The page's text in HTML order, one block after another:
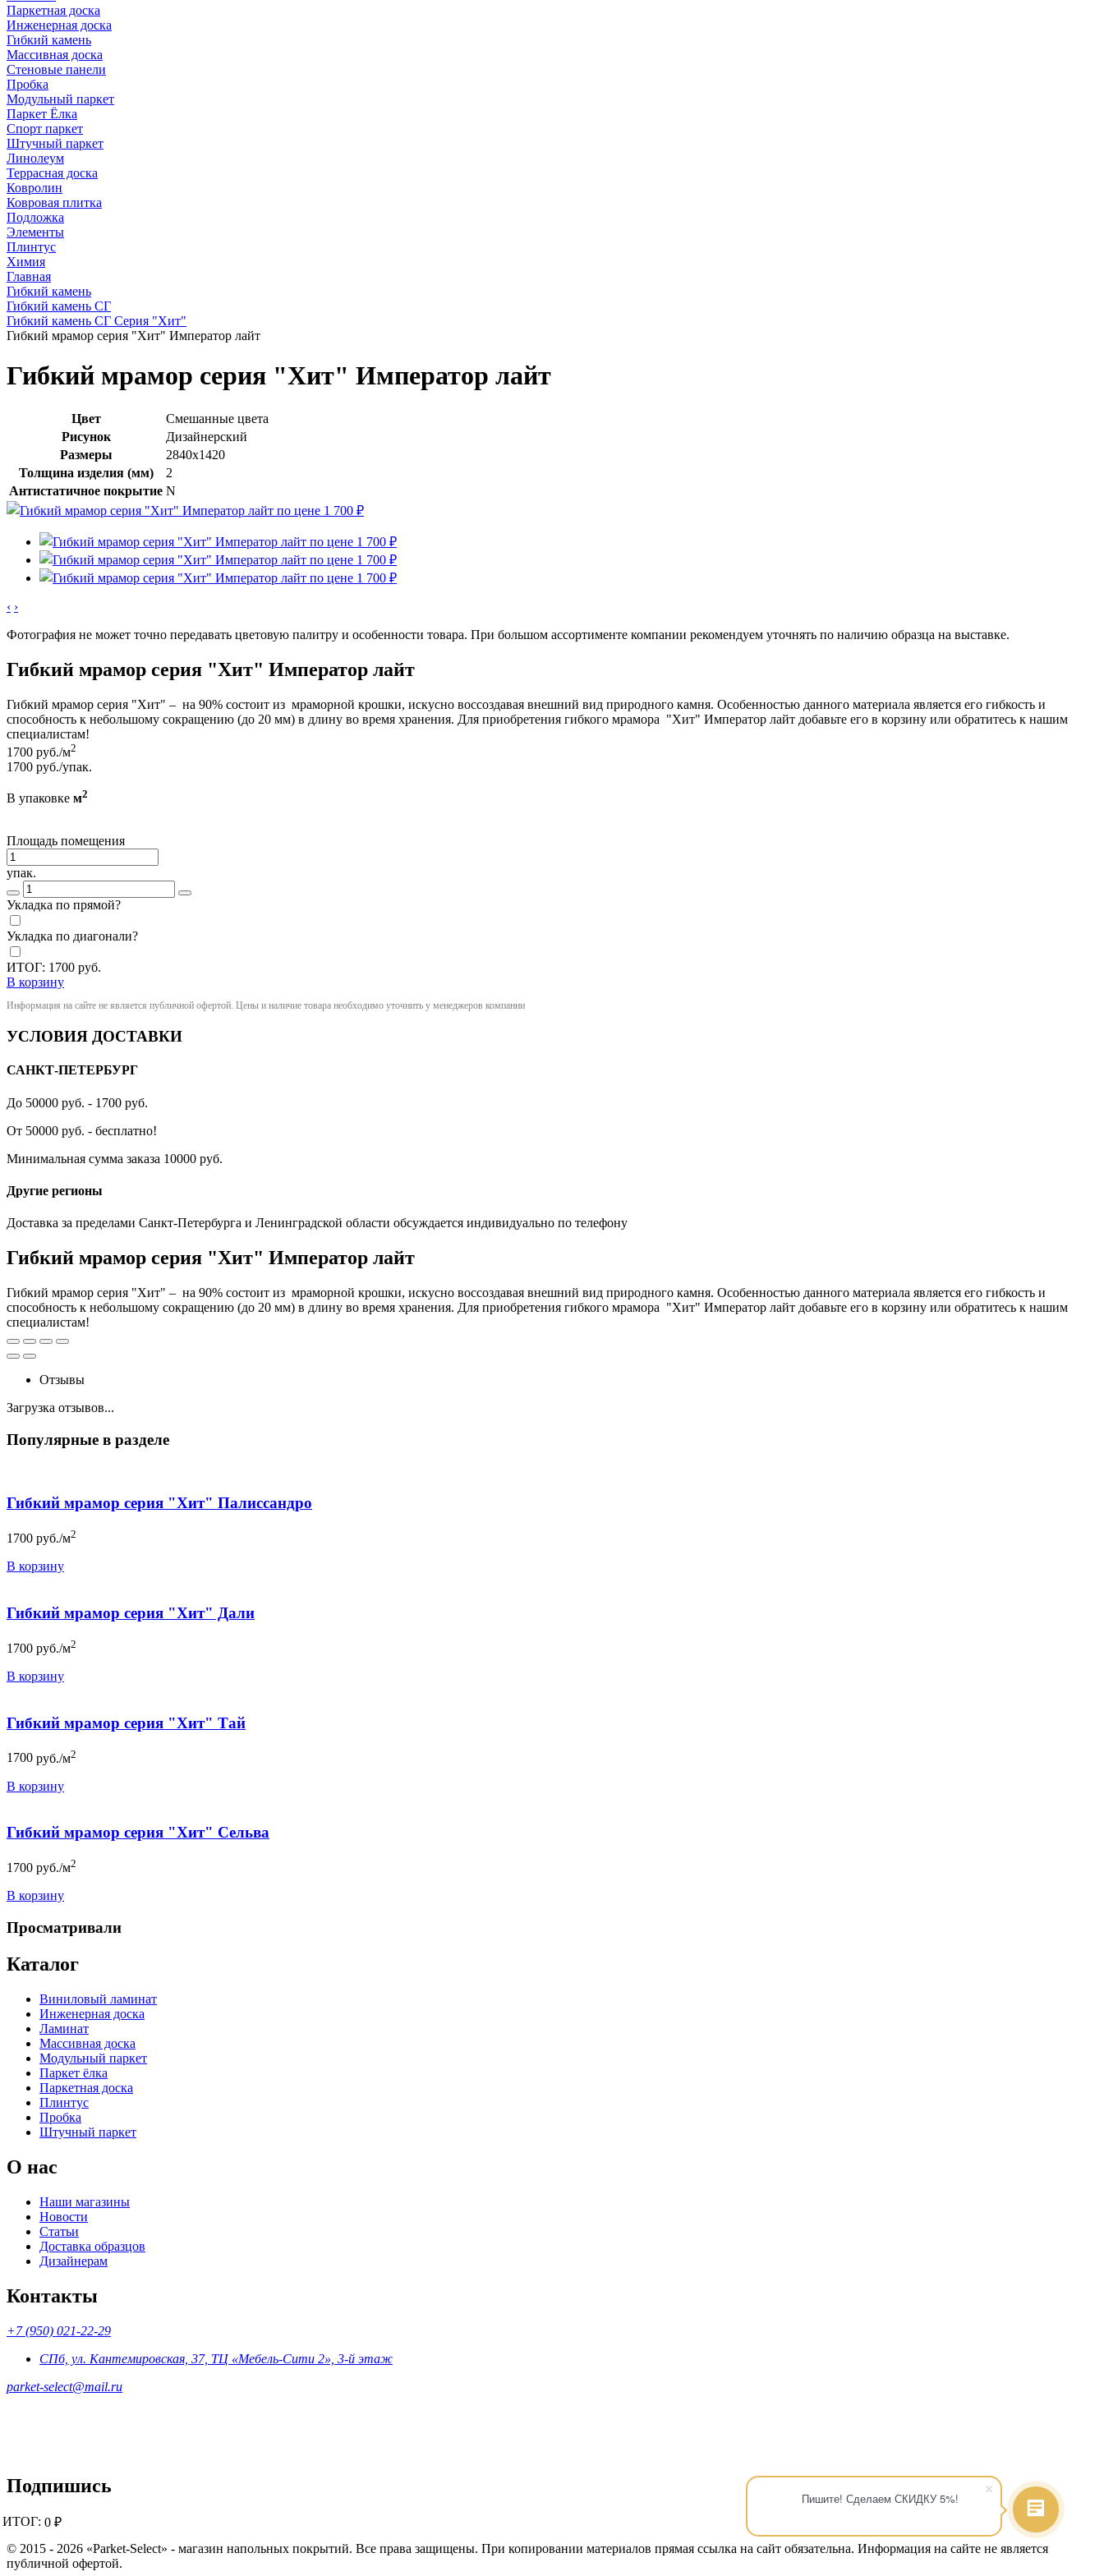
Пишите! Сделаем СКИДКУ 5%!
ИТОГ: 0 ₽
Паркетная доска
Инженерная доска
Гибкий камень
Массивная доска
Стеновые панели
Пробка
Модульный паркет
Паркет Ёлка
Спорт паркет
Штучный паркет
Линолеум
Террасная доска
Ковролин
Ковровая плитка
Подложка
Элементы
Плинтус
Химия
Главная
Гибкий камень
Гибкий камень СГ
Гибкий камень СГ Серия "Хит"
Гибкий мрамор серия "Хит" Император лайт
Гибкий мрамор серия "Хит" Император лайт
Цвет
Смешанные цвета
Рисунок
Дизайнерский
Размеры
2840x1420
Толщина изделия (мм)
2
Антистатичное покрытие N
‹ ›
Фотография не может точно передавать цветовую палитру и особенности товара. При большом ассортименте компании рекомендуем уточнять по наличию образца на выставке.
Гибкий мрамор серия "Хит" Император лайт
Гибкий мрамор серия "Хит" – на 90% состоит из мраморной крошки, искусно воссоздавая внешний вид природного камня. Особенностью данного материала является его гибкость и
способность к небольшому сокращению (до 20 мм) в длину во время хранения. Для приобретения гибкого мрамора "Хит" Император лайт добавьте его в корзину или обратитесь к нашим
специалистам!
1700 руб./м2
1700 руб./упак.
В упаковке м2
Площадь помещения
упак.
Укладка по прямой?
Укладка по диагонали?
ИТОГ: 1700 руб.
В корзину
Информация на сайте не является публичной офертой. Цены и наличие товара необходимо уточнить у менеджеров компании
УСЛОВИЯ ДОСТАВКИ
САНКТ-ПЕТЕРБУРГ
До 50000 руб. - 1700 руб.
От 50000 руб. - бесплатно!
Минимальная сумма заказа 10000 руб.
Другие регионы
Доставка за пределами Санкт-Петербурга и Ленинградской области обсуждается индивидуально по телефону
Гибкий мрамор серия "Хит" Император лайт
Гибкий мрамор серия "Хит" – на 90% состоит из мраморной крошки, искусно воссоздавая внешний вид природного камня. Особенностью данного материала является его гибкость и
способность к небольшому сокращению (до 20 мм) в длину во время хранения. Для приобретения гибкого мрамора "Хит" Император лайт добавьте его в корзину или обратитесь к нашим
специалистам!
Отзывы
Загрузка отзывов...
Популярные в разделе
Гибкий мрамор серия "Хит" Палиссандро
1700 руб./м2
В корзину
Гибкий мрамор серия "Хит" Дали
1700 руб./м2
В корзину
Гибкий мрамор серия "Хит" Тай
1700 руб./м2
В корзину
Гибкий мрамор серия "Хит" Сельва
1700 руб./м2
В корзину
Просматривали
Каталог
Виниловый ламинат
Инженерная доска
Ламинат
Массивная доска
Модульный паркет
Паркет ёлка
Паркетная доска
Плинтус
Пробка
Штучный паркет
О нас
Наши магазины
Новости
Статьи
Доставка образцов
Дизайнерам
Контакты
+7 (950) 021-22-29
СПб, ул. Кантемировская, 37, ТЦ «Мебель-Сити 2», 3-й этаж
parket-select@mail.ru
Подпишись
© 2015 - 2026 «Parket-Select» - магазин напольных покрытий. Все права защищены. При копировании материалов прямая ссылка на сайт обязательна. Информация на сайте не является
публичной офертой.